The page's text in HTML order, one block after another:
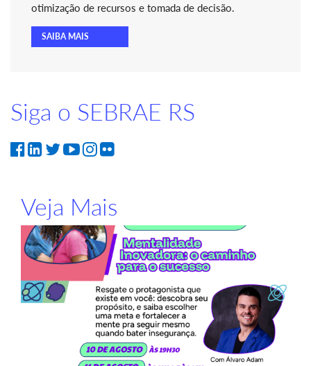
otimização de recursos e tomada de decisão.
SAIBA MAIS
Siga o SEBRAE RS
Veja Mais